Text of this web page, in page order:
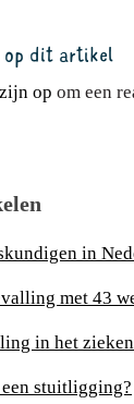
op dit artikel
op om een
in
met 43
in het
stuitligging?